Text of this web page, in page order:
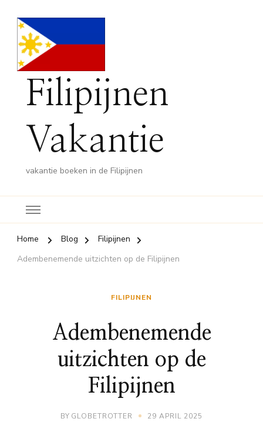
Filipijnen
Vakantie
vakantie boeken in de Filipijnen
Home Blog
Filipijnen
Adembenemende uitzichten op de Filipijnen
FILIPIJNEN
Adembenemende
uitzichten op de
Filipijnen
BY GLOBETROTTER 29 APRIL 2025